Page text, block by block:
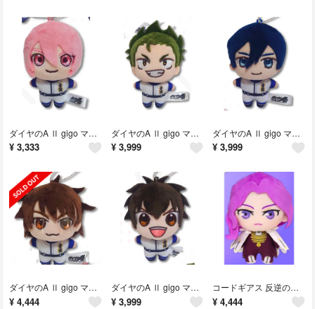
ダイヤのA Ⅱ gigo マスコット ぬいぐるみ⑤
¥ 3,333
ダイヤのA Ⅱ gigo マスコット ぬいぐるみ④
¥ 3,999
ダイヤのA Ⅱ gigo マスコット ぬいぐるみ③
¥ 3,999
ダイヤのA Ⅱ gigo マスコット ぬいぐるみ②
¥ 4,444
ダイヤのA Ⅱ gigo マスコット ぬいぐるみ①
¥ 3,999
コードギアス 反逆のルルーシュ ぷれちゃすぬいぐるみ 皇女と騎士④
¥ 4,444